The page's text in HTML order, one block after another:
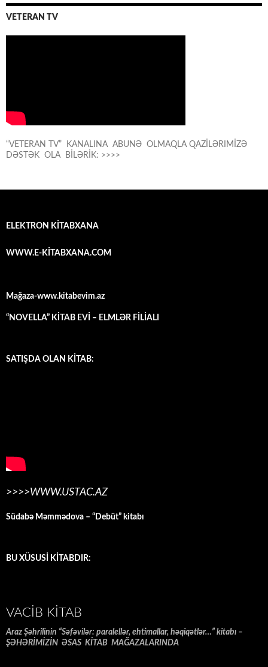
VETERAN TV
“VETERAN TV” KANALINA ABUNƏ OLMAQLA QAZİLƏRIMİZƏ
DƏSTƏK OLA BİLƏRİK: >>>>
ELEKTRON KİTABXANA
WWW.E-KİTABXANA.COM
Mağaza-www.kitabevim.az
“NOVELLA” KİTAB EVİ – ELMLƏR FİLİALI
SATIŞDA OLAN KİTAB:
>>>>WWW.USTAC.AZ
Südabə Məmmədova – “Debüt” kitabı
BU XÜSUSİ KİTABDIR:
VACIB KITAB
Araz Şəhrilinin “Səfəvilər: paralellər, ehtimallar, həqiqətlər…” kitabı –
ŞƏHƏRİMİZİN ƏSAS KİTAB MAĞAZALARINDA